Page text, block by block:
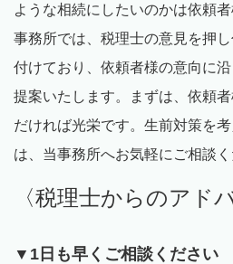
ような相続にしたいのかは依頼
事務所では、税理士の意見を押
付けており、依頼者様の意向に
提案いたします。まずは、依頼
だければ光栄です。生前対策を
は、当事務所へお気軽にご相談く
〈税理士からのアド
▼ 1 日も早くご相談ください